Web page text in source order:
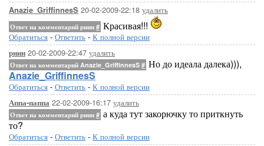
Anazie_GriffinnesS 20-02-2009-22:18 удалить
Ответ на комментарий риин # Красивая!!!
Обратиться - Ответить - К полной версии
риин 20-02-2009-22:47 удалить
Ответ на комментарий Anazie_GriffinnesS # Но до идеала далека))),
Anazie_GriffinnesS
Обратиться - Ответить - К полной версии
Аппа-паппа 22-02-2009-16:17 удалить
Ответ на комментарий риин # а куда тут закорючку то приткнуть
то?
Обратиться - Ответить - К полной версии